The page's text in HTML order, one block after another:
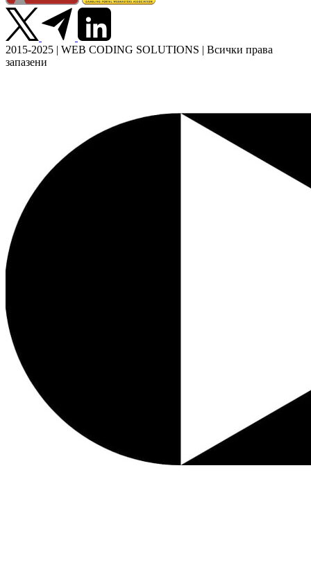
2015-2025 | WEB CODING SOLUTIONS | Всички права
запазени